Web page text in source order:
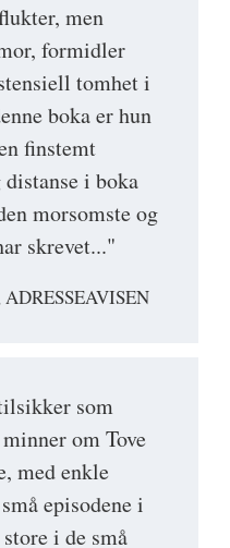
men
formidler
tomhet i
boka er hun
finstemt
i boka
morsomste og
skrevet..."
som
om Tove
med enkle
episodene i
i de små